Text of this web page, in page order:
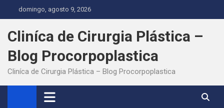
to
content
domingo, agosto 9, 2026
Cliníca de Cirurgia Plástica –
Blog Procorpoplastica
Cliníca de Cirurgia Plástica – Blog Procorpoplastica